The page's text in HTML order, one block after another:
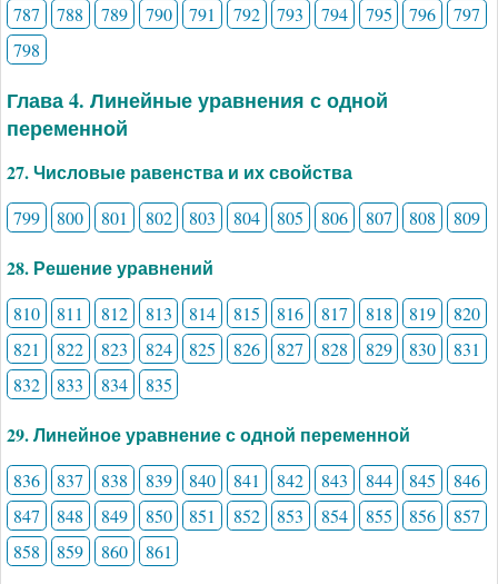
787 788 789 790 791 792 793 794 795 796
797
798
Глава 4. Линейные уравнения с одной
переменной
27. Числовые равенства и их свойства
799 800 801 802 803 804 805 806 807 808 809
28. Решение уравнений
810 811 812 813 814 815 816 817 818 819
820
821
822 823 824 825 826 827 828 829 830
831
832
833 834 835
29. Линейное уравнение с одной переменной
836 837 838 839 840 841 842 843 844 845
846
847
848 849 850 851 852 853 854 855 856
857
858
859 860 861